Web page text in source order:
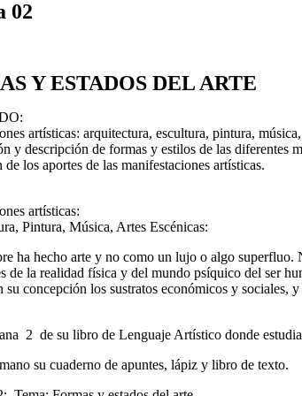
02
Y ESTADOS DEL ARTE
artísticas: arquitectura, escultura, pintura, música,
y descripción de formas y estilos de las diferentes
los aportes de las manifestaciones artísticas.
artísticas:
Pintura, Música, Artes Escénicas:
ha hecho arte y no como un lujo o algo
de la realidad física y del mundo psíquico del ser
su concepción los sustratos económicos y sociales,
2 de su libro de Lenguaje Artístico donde
su cuaderno de apuntes, lápiz y libro de texto.